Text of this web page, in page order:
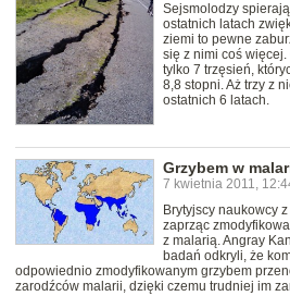
Sejsmolodzy
ostatnich latach
ziemi to pewne
się z nimi coś
tylko 7 trzęsień,
8,8 stopni. Aż trzy z
ostatnich 6 latach.
Grzybem w
7 kwietnia 2011,
Brytyjscy naukowcy
zaprząc
z malarią. Angray
badań odkryli, że
odpowiednio zmodyfikowanym grzybem
zarodźców malarii, dzięki czemu trudniej im